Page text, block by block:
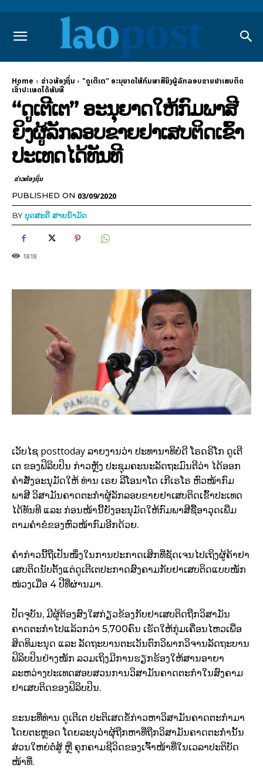
Home ຂ່າວທ້ອງຖິ່ນ
"ດູເຕີເຕ" ອະນຸຍາດໃຫ້ກົມພາສີຍິງຜູ້ລັກລອບຂາຍຢາເສບຕິດ
ເຂົ້າປະເທດໄດ້ທັນທີ
“ດູເຕີເຕ” ອະນຸຍາດໃຫ້ກົມພາສີ
ຍິງຜູ້ລັກລອບຂາຍຢາເສບຕິດເຂົ້າ
ປະເທດໄດ້ທັນທີ
ຂ່າວທ້ອງຖິ່ນ
PUBLISHED ON 03/09/2020
BYບຸດສະດີ ສາຍນ້ຳມັດ
1818
ເວັບໄຊ posttoday ລາຍງານວ່າ ປະທານາທິບໍດີ ໂຣດຣິໂກ ດູເຕີ
ເຕ ຂອງຟິລິບປິນ ກ່າວຫຼັງ ປະຊຸມຄະນະລັດຖະມົນຕີວ່າ ໄດ້ອອກ
ຄຳສັ່ງອະນຸມັດໃຫ້ ທ່ານ ເຣຍ ລີໂອນາໂດ ເກີເຣໂຣ ຫົວໜ້າກົມ
ພາສີ ວິສາມັນຄາດຕະກຳຜູ້ລັກລອບຂາຍຢາເສບຕິດເຂົ້າປະເທດ
ໄດ້ທັນທີ ແລະ ກ່ອນໜ້ານີ້ຍັງອະນຸມັດໃຫ້ກົມພາສີຊື້ອາວຸດເພີ່ມ
ຕາມຄຳຂໍຂອງຫົວໜ້າກົມອີກດ້ວຍ.
ຄຳກ່າວນີ້ຖືເປັນໜຶ່ງໃນການປະກາດເສິກທີ່ຊັດເຈນໄປເຖິງຜູ້ຄ້າຢາ
ເສບຕິດນັບຕັ້ງແຕ່ດູເຕີເຕປະກາດສົງຄາມກັບຢາເສບຕິດແບບໜັກ
ໜ່ວງເມື່ອ 4 ປີທີ່ຜ່ານມາ.
ປັດຈຸບັນ, ມີຜູ້ຕ້ອງສົງໃສກ່ຽວຂ້ອງກັບຢາເສບຕິດຖືກວິສາມັນ
ຄາດຕະກຳໄປແລ້ວກວ່າ 5,700ຄົນ ເຮັດໃຫ້ກຸ່ມເຄື່ອນໄຫວເພື່ອ
ສິດທິມະນຸດ ແລະ ລັດຖະບານຕະເວັນຕົກວິພາກວິຈານລັດຖະບານ
ຟິລິບປິນຢ່າງໜັກ ລວມເຖິງມີການຮຽກຮ້ອງໃຫ້ສານອາຍາ
ລະຫວ່າງປະເທດສອບສວນການວິສາມັນຄາດຕະກຳໃນສົງຄາມ
ຢາເສບຕິດຂອງຟິລິບປິນ.
ຂະນະທີ່ທ່ານ ດູເຕີເຕ ປະຕິເສດຂໍ້ກ່າວຫາວິສາມັນຄາດຕະກຳມາ
ໂດຍຕະຫຼອດ ໂດຍລະບຸວ່າຜຸ້ຖືກຫາທີ່ຖືກວິສາມັນຄາດຕະກຳນັ້ນ
ສ່ວນໃຫຍ່ຕໍ່ສູ້ ຫຼື ຄຸກຄາມຊີວິດຂອງເຈົ້າໜ້າທີ່ໃນເວລາປະຕິບັດ
ໜ້າທີ່.